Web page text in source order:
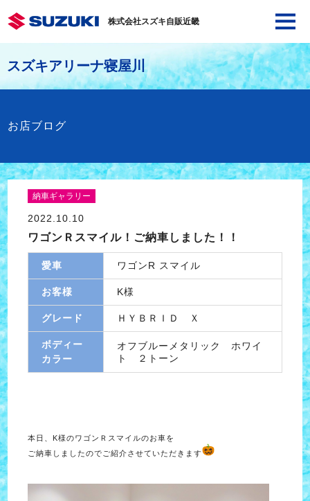
株式会社スズキ自販近畿
スズキアリーナ寝屋川
お店ブログ
納車ギャラリー
2022.10.10
ワゴンＲスマイル！ご納車しました！！
愛車 ワゴンR スマイル
お客様 K様
グレード ＨＹＢＲＩＤ Ｘ
ボディー
カラー
オフブルーメタリック ホワイ
ト ２トーン
本日、K様のワゴンＲスマイルのお車を
ご納車しましたのでご紹介させていただきます